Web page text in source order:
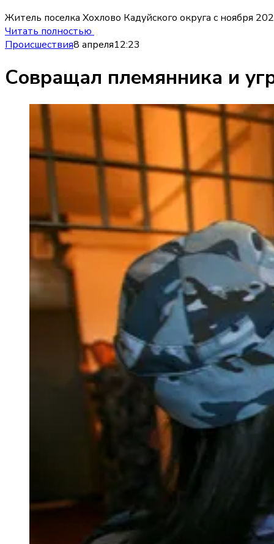
Житель поселка Хохлово Кадуйского округа с ноября
Читать полностью
Происшествия8 апреля12:23
Совращал племянника и